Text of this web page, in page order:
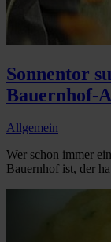
Sonnentor
Bauernhof-
Allgemein
Wer schon immer
Bauernhof ist, der